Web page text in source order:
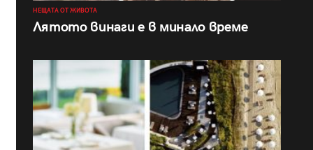
НЕЩАТА ОТ ЖИВОТА
Лятото винаги е в минало време